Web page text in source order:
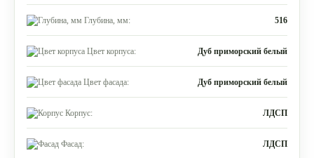
Глубина, мм: 516
Цвет корпуса: Дуб приморский белый
Цвет фасада: Дуб приморский белый
Корпус: ЛДСП
Фасад: ЛДСП